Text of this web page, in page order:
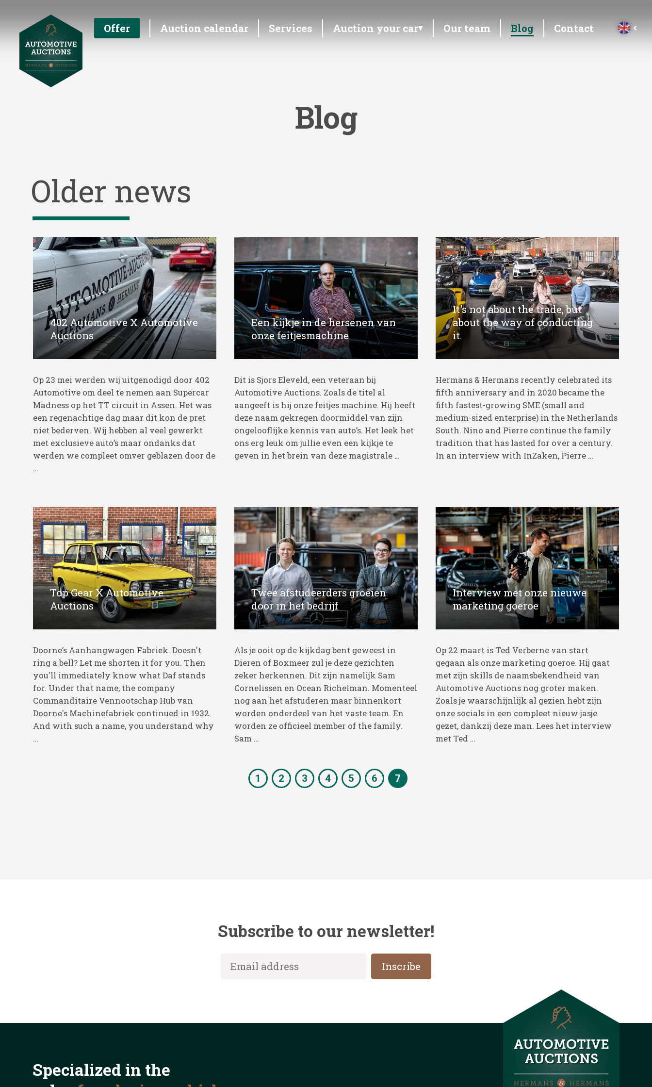
Offer Auction calendar Services Auction your car Our team Blog Contact
Blog
Older news
402 Automotive X Automotive
Auctions
Op 23 mei werden wij uitgenodigd door 402
Automotive om deel te nemen aan Supercar
Madness op het TT circuit in Assen. Het was
een regenachtige dag maar dit kon de pret
niet bederven. Wij hebben al veel gewerkt
met exclusieve auto’s maar ondanks dat
werden we compleet omver geblazen door de
…
Een kijkje in de hersenen van
onze feitjesmachine
Dit is Sjors Eleveld, een veteraan bij
Automotive Auctions. Zoals de titel al
aangeeft is hij onze feitjes machine. Hij heeft
deze naam gekregen doormiddel van zijn
ongelooflijke kennis van auto’s. Het leek het
ons erg leuk om jullie even een kijkje te
geven in het brein van deze magistrale …
It's not about the trade, but
about the way of conducting
it.
Hermans & Hermans recently celebrated its
fifth anniversary and in 2020 became the
fifth fastest-growing SME (small and
medium-sized enterprise) in the Netherlands
South. Nino and Pierre continue the family
tradition that has lasted for over a century.
In an interview with InZaken, Pierre …
Top Gear X Automotive
Auctions
Doorne’s Aanhangwagen Fabriek. Doesn't
ring a bell? Let me shorten it for you. Then
you'll immediately know what Daf stands
for. Under that name, the company
Commanditaire Vennootschap Hub van
Doorne's Machinefabriek continued in 1932.
And with such a name, you understand why
…
Twee afstudeerders groeien
door in het bedrijf
Als je ooit op de kijkdag bent geweest in
Dieren of Boxmeer zul je deze gezichten
zeker herkennen. Dit zijn namelijk Sam
Cornelissen en Ocean Richelman. Momenteel
nog aan het afstuderen maar binnenkort
worden onderdeel van het vaste team. En
worden ze officieel member of the family.
Sam …
Interview met onze nieuwe
marketing goeroe
Op 22 maart is Ted Verberne van start
gegaan als onze marketing goeroe. Hij gaat
met zijn skills de naamsbekendheid van
Automotive Auctions nog groter maken.
Zoals je waarschijnlijk al gezien hebt zijn
onze socials in een compleet nieuw jasje
gezet, dankzij deze man. Lees het interview
met Ted …
1 2 3 4 5 6 7
Subscribe to our newsletter!
Specialized in the